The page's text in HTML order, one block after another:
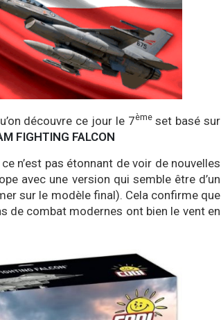
découvre ce jour le 7èmeset basé sur
FIGHTING FALCON
n’est pas étonnant de voir de nouvelles
avec une version qui semble être d’un
sur le modèle final). Cela confirme que
de combat modernes ont bien le vent en